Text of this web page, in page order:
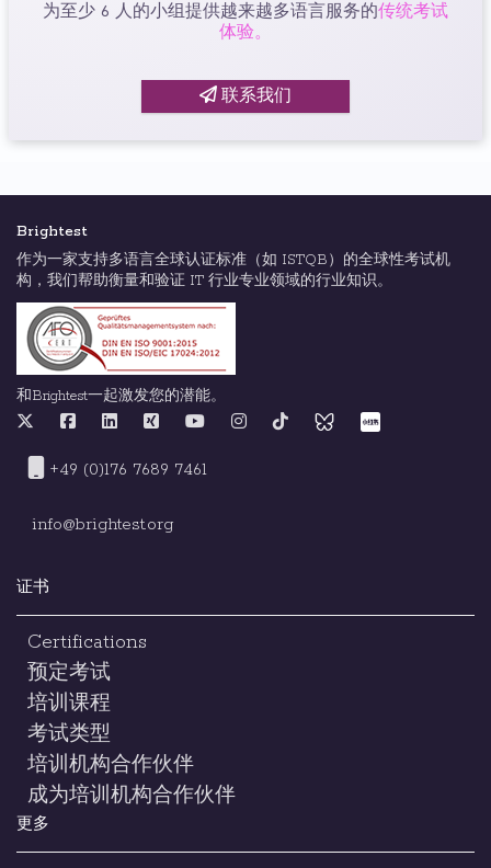
为至少 6 人的小组提供越来越多语言服务的传统考试
体验。
联系我们
Brightest
作为一家支持多语言全球认证标准（如 ISTQB）的全球性考试机
构，我们帮助衡量和验证 IT 行业专业领域的行业知识。
和Brightest一起激发您的潜能。
+49 (0)176 7689 7461
info@brightest.org
证书
Certifications
预定考试
培训课程
考试类型
培训机构合作伙伴
成为培训机构合作伙伴
更多